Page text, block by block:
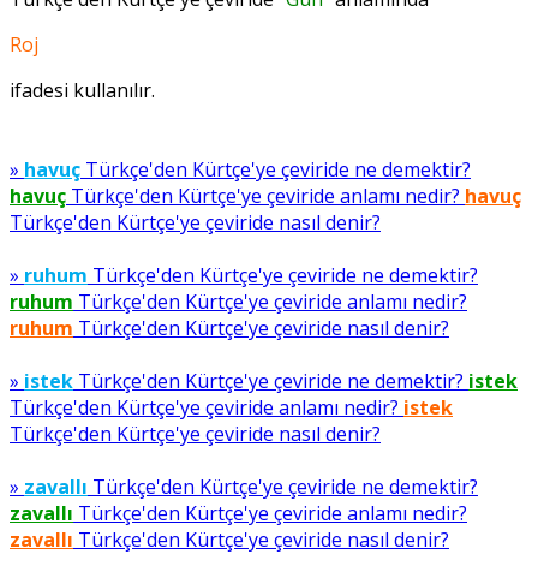
Roj
ifadesi kullanılır.
» havuç Türkçe'den Kürtçe'ye çeviride ne demektir?
havuç Türkçe'den Kürtçe'ye çeviride anlamı nedir? havuç
Türkçe'den Kürtçe'ye çeviride nasıl denir?
» ruhum Türkçe'den Kürtçe'ye çeviride ne demektir?
ruhum Türkçe'den Kürtçe'ye çeviride anlamı nedir?
ruhum Türkçe'den Kürtçe'ye çeviride nasıl denir?
» istek Türkçe'den Kürtçe'ye çeviride ne demektir? istek
Türkçe'den Kürtçe'ye çeviride anlamı nedir? istek
Türkçe'den Kürtçe'ye çeviride nasıl denir?
» zavallı Türkçe'den Kürtçe'ye çeviride ne demektir?
zavallı Türkçe'den Kürtçe'ye çeviride anlamı nedir?
zavallı Türkçe'den Kürtçe'ye çeviride nasıl denir?